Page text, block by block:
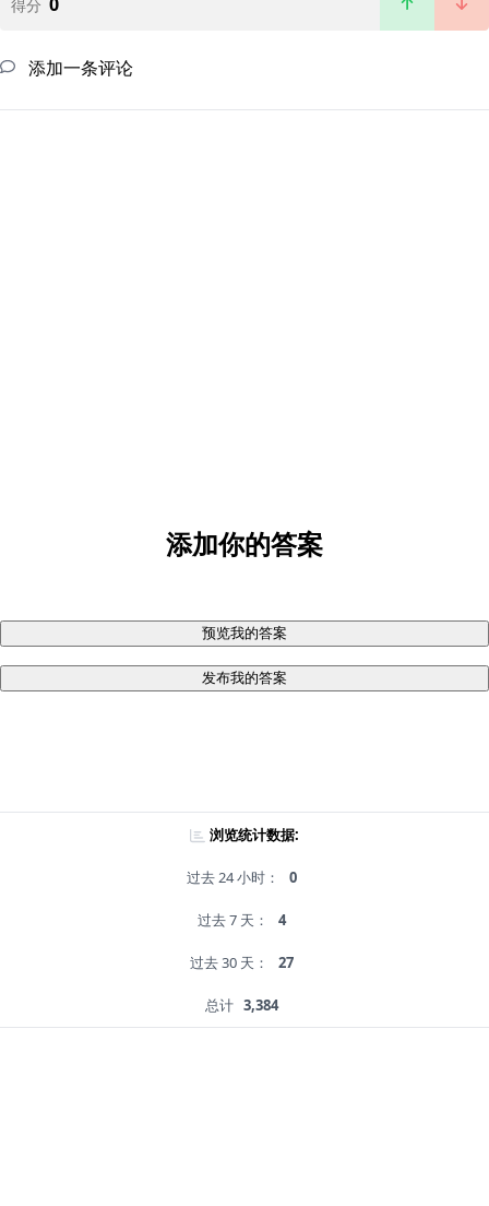
得分
添加一条评论
添加你的答案
预览我的答案
发布我的答案
浏览统计数据:
过去 24 小时： 0
过去 7 天： 4
过去 30 天： 27
总计 3,384